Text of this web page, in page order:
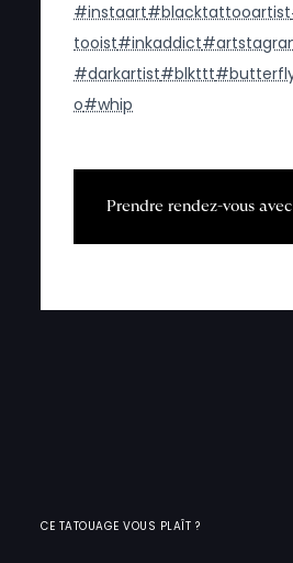
#instaart#blacktattooartist
tooist#inkaddict
#darkartist#blkttt
o#whip
Prendre rendez-vous avec
CE TATOUAGE VOUS PLAÎT ?